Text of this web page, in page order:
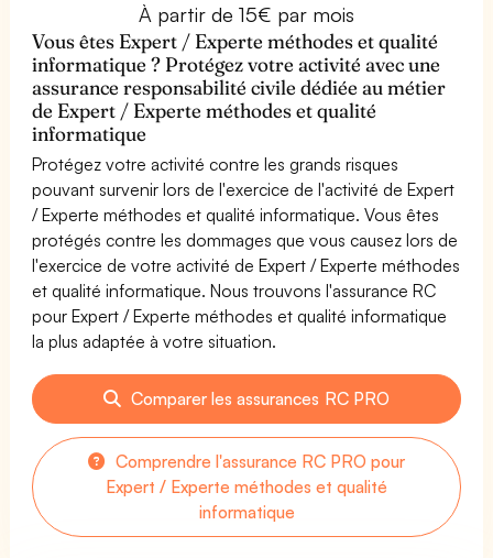
À partir de 15€ par mois
Vous êtes Expert / Experte méthodes et qualité
informatique ? Protégez votre activité avec une
assurance responsabilité civile dédiée au métier
de Expert / Experte méthodes et qualité
informatique
Protégez votre activité contre les grands risques
pouvant survenir lors de l'exercice de l'activité de Expert
/ Experte méthodes et qualité informatique. Vous êtes
protégés contre les dommages que vous causez lors de
l'exercice de votre activité de Expert / Experte méthodes
et qualité informatique. Nous trouvons l'assurance RC
pour Expert / Experte méthodes et qualité informatique
la plus adaptée à votre situation.
Comparer les assurances RC PRO
Comprendre l'assurance RC PRO pour
Expert / Experte méthodes et qualité
informatique